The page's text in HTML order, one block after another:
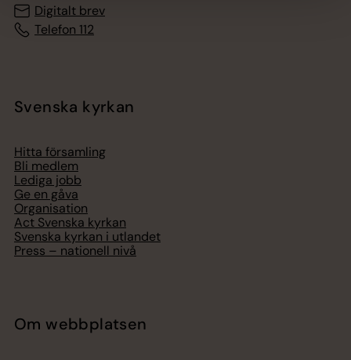
Digitalt brev
Telefon 112
Svenska kyrkan
Hitta församling
Bli medlem
Lediga jobb
Ge en gåva
Organisation
Act Svenska kyrkan
Svenska kyrkan i utlandet
Press – nationell nivå
Om webbplatsen